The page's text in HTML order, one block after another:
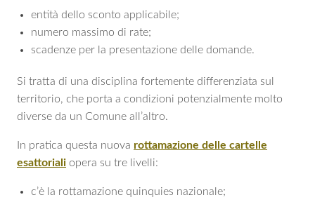
entità dello sconto applicabile;
numero massimo di rate;
scadenze per la presentazione delle domande.
Si tratta di una disciplina fortemente differenziata sul
territorio, che porta a condizioni potenzialmente molto
diverse da un Comune all’altro.
In pratica questa nuova rottamazione delle cartelle
esattoriali opera su tre livelli:
c’è la rottamazione quinquies nazionale;